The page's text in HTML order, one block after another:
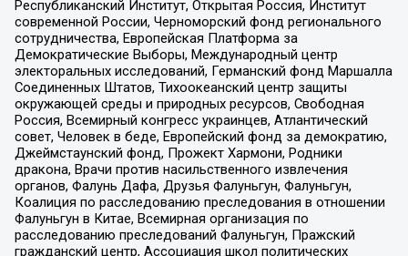
Республиканский Институт, Открытая Россия, Институт
современной России, Черноморский фонд регионального
сотрудничества, Европейская Платформа за
Демократические Выборы, Международный центр
электоральных исследований, Германский фонд Маршалла
Соединенных Штатов, Тихоокеанский центр защиты
окружающей среды и природных ресурсов, Свободная
Россия, Всемирный конгресс украинцев, Атлантический
совет, Человек в беде, Европейский фонд за демократию,
Джеймстаунский фонд, Прожект Хармони, Родники
дракона, Врачи против насильственного извлечения
органов, Фалунь Дафа, Друзья Фалуньгун, Фалуньгун,
Коалиция по расследованию преследования в отношении
Фалуньгун в Китае, Всемирная организация по
расследованию преследований Фалуньгун, Пражский
гражданский центр, Ассоциация школ политических